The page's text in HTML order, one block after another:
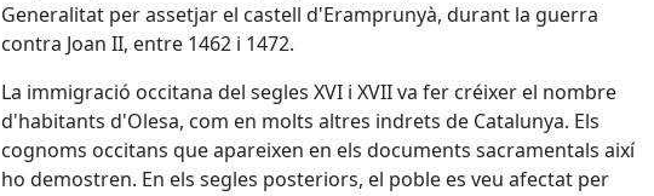
Generalitat per assetjar el castell d'Eramprunyà, durant la guerra
contra Joan II, entre 1462 i 1472.
La immigració occitana del segles XVI i XVII va fer créixer el nombre
d'habitants d'Olesa, com en molts altres indrets de Catalunya. Els
cognoms occitans que apareixen en els documents sacramentals així
ho demostren. En els segles posteriors, el poble es veu afectat per